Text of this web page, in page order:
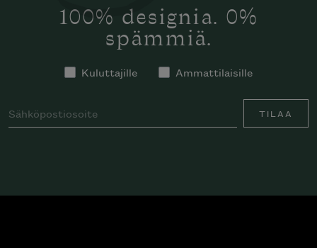
100% designia. 0%
spämmiä.
Kuluttajille Ammattilaisille
TILAA